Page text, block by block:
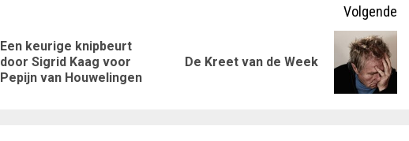
Vorig
Een keurige knipbeurt
door Sigrid Kaag voor
Pepijn van Houwelingen
Volgende
Volgende
De Kreet van de Week